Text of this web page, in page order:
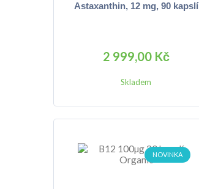
Astaxanthin, 12 mg, 90 kapslí
2 999,00 Kč
Skladem
NOVINKA